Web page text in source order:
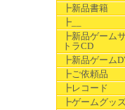
┣新品書籍
┣__
┣新品ゲーム
トラCD
┣新品ゲーム
┣ご依頼品
┣レコード
┣ゲームグッ